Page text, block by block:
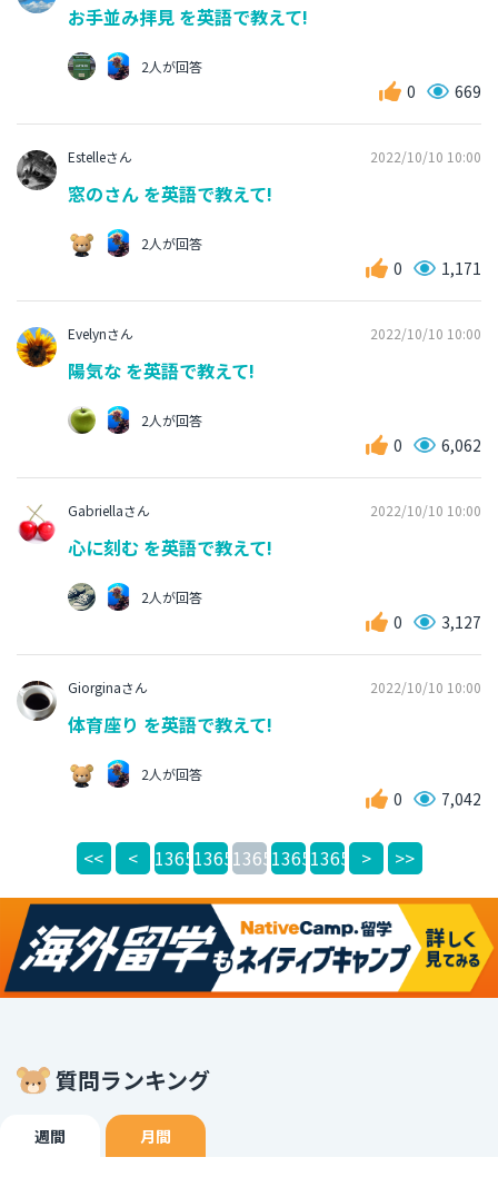
お手並み拝見 を英語で教えて!
2人が回答
0 669
Estelleさん 2022/10/10 10:00
窓のさん を英語で教えて!
2人が回答
0 1,171
Evelynさん 2022/10/10 10:00
陽気な を英語で教えて!
2人が回答
0 6,062
Gabriellaさん 2022/10/10 10:00
心に刻む を英語で教えて!
2人が回答
0 3,127
Giorginaさん 2022/10/10 10:00
体育座り を英語で教えて!
2人が回答
0 7,042
<< < 1365013651136521365313654 > >>
質問ランキング
週間 月間